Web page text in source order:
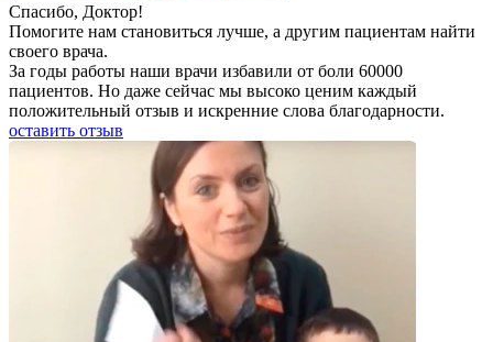
Спаcибо, Доктор!
Помогите нам становиться лучше, а другим пациентам найти
своего врача.
За годы работы наши врачи избавили от боли 60000
пациентов. Но даже сейчас мы высоко ценим каждый
положительный отзыв и искренние слова благодарности.
оставить отзыв